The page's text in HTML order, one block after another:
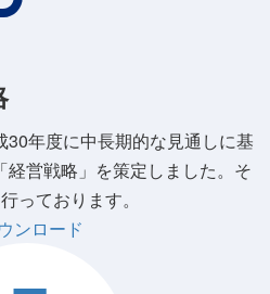
年度に中長期的な見通しに基
営戦略」を策定しました。そ
っております。
ンロード